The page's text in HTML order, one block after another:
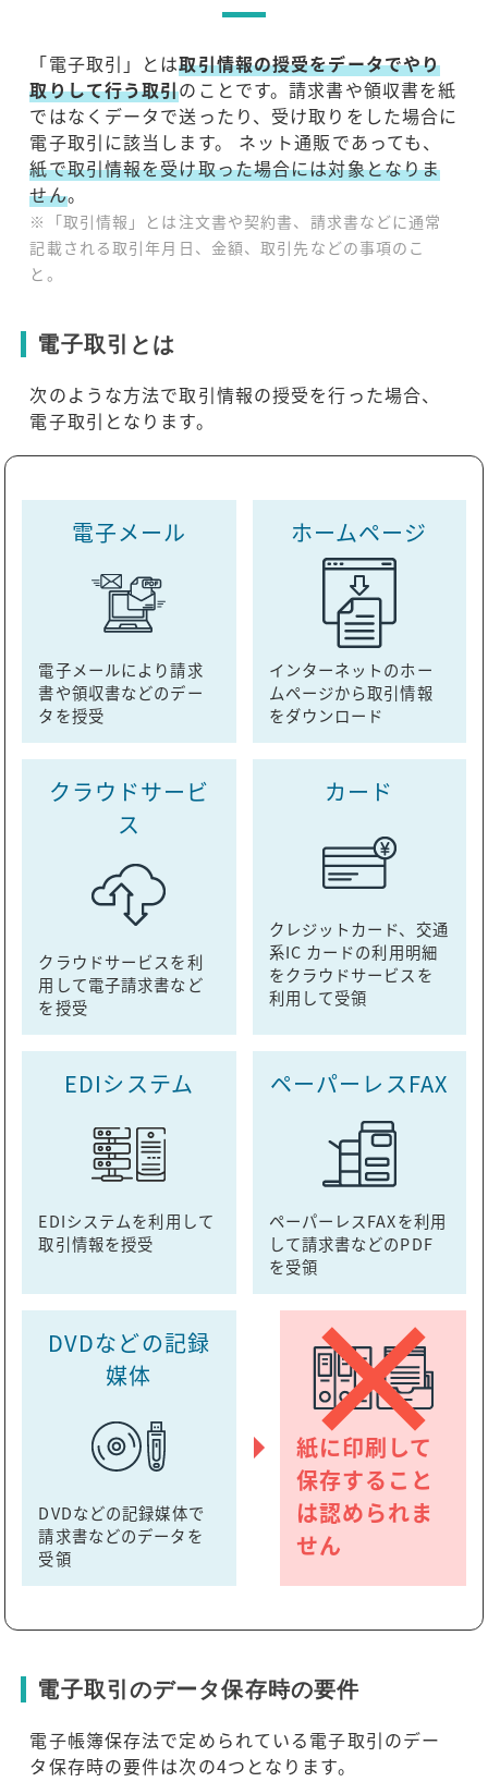
「電子取引」とは取引情報の授受をデータでやり
取りして行う取引のことです。請求書や領収書を紙
ではなくデータで送ったり、受け取りをした場合に
電子取引に該当します。 ネット通販であっても、
紙で取引情報を受け取った場合には対象となりま
せん。
※「取引情報」とは注文書や契約書、請求書などに通常
記載される取引年月日、金額、取引先などの事項のこ
と。
電子取引とは
次のような方法で取引情報の授受を行った場合、
電子取引となります。
電子メール
電子メールにより請求
書や領収書などのデー
タを授受
ホームページ
インターネットのホー
ムページから取引情報
をダウンロード
クラウドサービ
ス
クラウドサービスを利
用して電子請求書など
を授受
カード
クレジットカード、交通
系IC カードの利用明細
をクラウドサービスを
利用して受領
EDIシステム
EDIシステムを利用して
取引情報を授受
ペーパーレスFAX
ペーパーレスFAXを利用
して請求書などのPDF
を受領
DVDなどの記録
媒体
DVDなどの記録媒体で
請求書などのデータを
受領
紙に印刷して
保存すること
は認められま
せん
電子取引のデータ保存時の要件
電子帳簿保存法で定められている電子取引のデー
タ保存時の要件は次の4つとなります。